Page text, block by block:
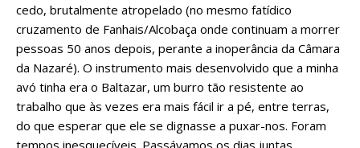
cedo, brutalmente atropelado (no mesmo fatídico
cruzamento de Fanhais/Alcobaça onde continuam a morrer
pessoas 50 anos depois, perante a inoperância da Câmara
da Nazaré). O instrumento mais desenvolvido que a minha
avó tinha era o Baltazar, um burro tão resistente ao
trabalho que às vezes era mais fácil ir a pé, entre terras,
do que esperar que ele se dignasse a puxar-nos. Foram